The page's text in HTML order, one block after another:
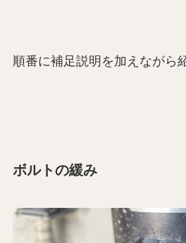
順番に補足説明を加えながら
ボルトの緩み